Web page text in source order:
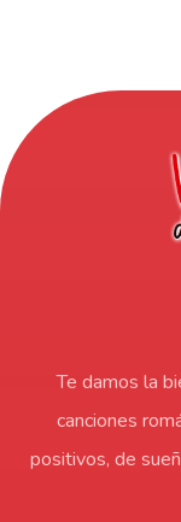
Te damos la
canciones
positivos, de